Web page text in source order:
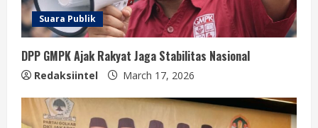
Suara Publik
DPP GMPK Ajak Rakyat Jaga Stabilitas Nasional
Redaksiintel March 17, 2026